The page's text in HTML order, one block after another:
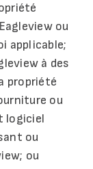
ou
applicable;
à des
propriété
ou
logiciel
ou
ou